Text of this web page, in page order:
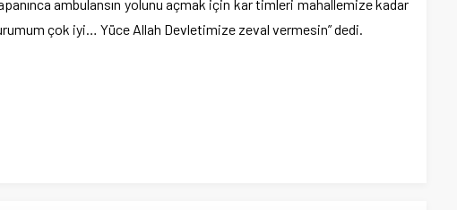
ambulansın yolunu açmak için kar timleri mahallemize kadar
çok iyi… Yüce Allah Devletimize zeval vermesin” dedi.